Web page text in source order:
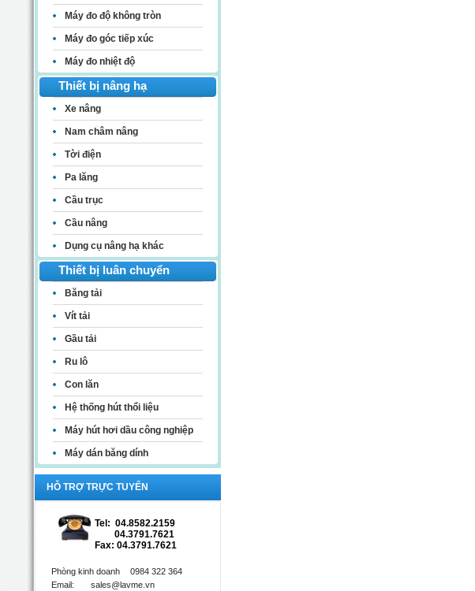
Máy đo độ không tròn
Máy đo góc tiếp xúc
Máy đo nhiệt độ
Thiết bị nâng hạ
Xe nâng
Nam châm nâng
Tời điện
Pa lăng
Cầu trục
Cầu nâng
Dụng cụ nâng hạ khác
Thiết bị luân chuyển
Băng tải
Vít tải
Gầu tải
Ru lô
Con lăn
Hệ thống hút thổi liệu
Máy hút hơi dầu công nghiệp
Máy dán băng dính
HỖ TRỢ TRỰC TUYẾN
Tel: 04.8582.2159
04.3791.7621
Fax: 04.3791.7621
Phòng kinh doanh
0984 322 364
Email:
sales@lavme.vn